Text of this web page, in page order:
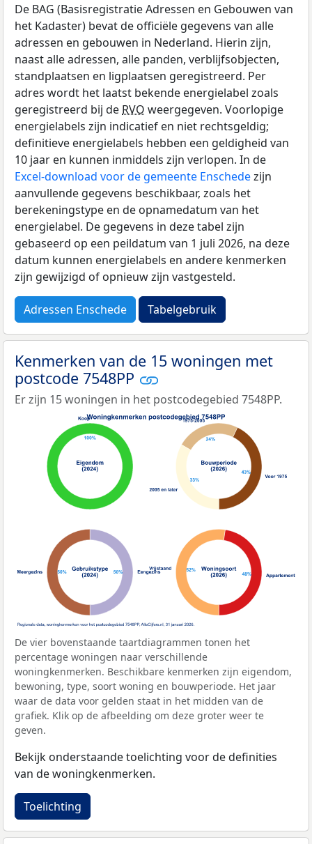
De BAG (Basisregistratie Adressen en Gebouwen van
het Kadaster) bevat de officiële gegevens van alle
adressen en gebouwen in Nederland. Hierin zijn,
naast alle adressen, alle panden, verblijfsobjecten,
standplaatsen en ligplaatsen geregistreerd. Per
adres wordt het laatst bekende energielabel zoals
geregistreerd bij de RVO weergegeven. Voorlopige
energielabels zijn indicatief en niet rechtsgeldig;
definitieve energielabels hebben een geldigheid van
10 jaar en kunnen inmiddels zijn verlopen. In de
Excel-download voor de gemeente Enschedezijn
aanvullende gegevens beschikbaar, zoals het
berekeningstype en de opnamedatum van het
energielabel. De gegevens in deze tabel zijn
gebaseerd op een peildatum van 1 juli 2026, na deze
datum kunnen energielabels en andere kenmerken
zijn gewijzigd of opnieuw zijn vastgesteld.
Adressen Enschede Tabelgebruik
Kenmerken van de 15 woningen met
postcode 7548PP
Er zijn 15 woningen in het postcodegebied 7548PP.
De vier bovenstaande taartdiagrammen tonen het
percentage woningen naar verschillende
woningkenmerken. Beschikbare kenmerken zijn eigendom,
bewoning, type, soort woning en bouwperiode. Het jaar
waar de data voor gelden staat in het midden van de
grafiek. Klik op de afbeelding om deze groter weer te
geven.
Bekijk onderstaande toelichting voor de definities
van de woningkenmerken.
Toelichting